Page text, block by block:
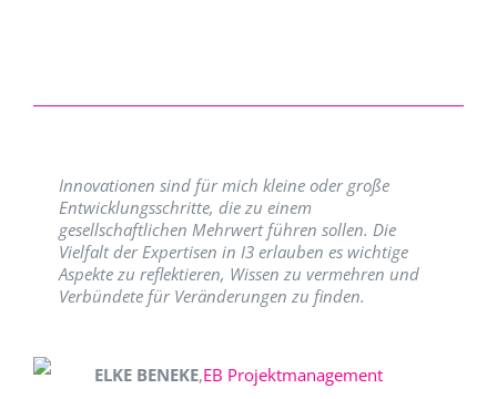
Innovationen sind für mich kleine oder große
Entwicklungsschritte, die zu einem
gesellschaftlichen Mehrwert führen sollen. Die
Vielfalt der Expertisen in I3 erlauben es wichtige
Aspekte zu reflektieren, Wissen zu vermehren und
Verbündete für Veränderungen zu finden.
ELKE BENEKE,EB Projektmanagement